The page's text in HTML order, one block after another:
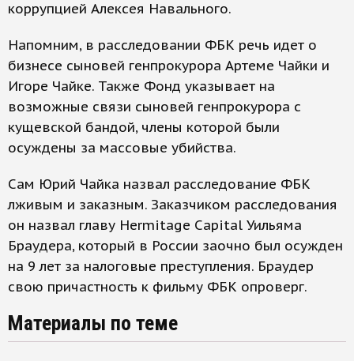
коррупцией Алексея Навального.
Напомним, в расследовании ФБК речь идет о
бизнесе сыновей генпрокурора Артеме Чайки и
Игоре Чайке. Также Фонд указывает на
возможные связи сыновей генпрокурора с
кущевской бандой, члены которой были
осуждены за массовые убийства.
Сам Юрий Чайка назвал расследование ФБК
лживым и заказным. Заказчиком расследования
он назвал главу Hermitage Capital Уильяма
Браудера, который в России заочно был осужден
на 9 лет за налоговые преступления. Браудер
свою причастность к фильму ФБК опроверг.
Материалы по теме